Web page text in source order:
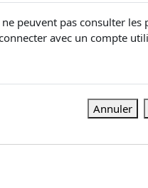
peuvent pas consulter les
avec un compte
Annuler